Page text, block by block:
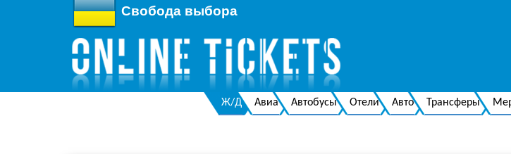
Свобода выбора
Ж/Д Авиа Автобусы Отели Авто Трансферы